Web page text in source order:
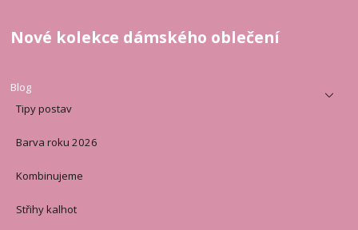
Nové kolekce dámského oblečení
Blog
Tipy postav
Barva roku 2026
Kombinujeme
Střihy kalhot